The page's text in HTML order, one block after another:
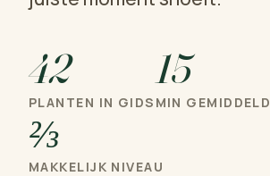
42
PLANTEN IN GIDS
15
MIN GEMIDDELD
⅔
MAKKELIJK NIVEAU